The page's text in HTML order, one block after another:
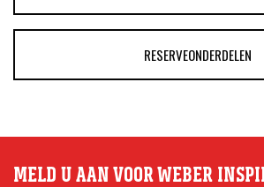
RESERVEONDERDELEN
MELD U AAN VOOR WEBER